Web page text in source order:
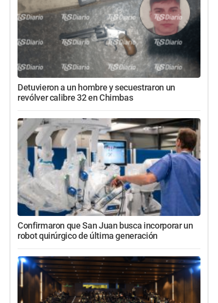
Detuvieron a un hombre y secuestraron un
revólver calibre 32 en Chimbas
Confirmaron que San Juan busca incorporar un
robot quirúrgico de última generación